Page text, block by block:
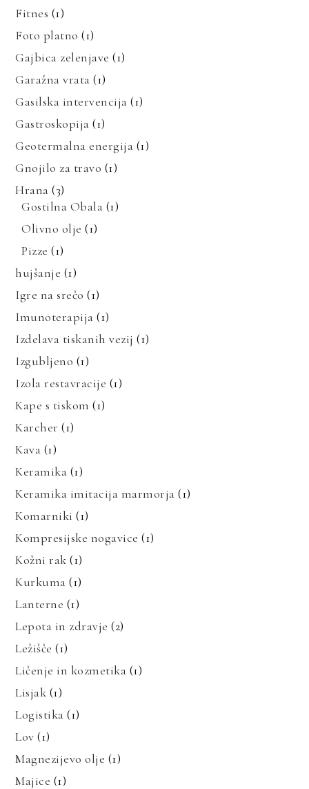
Fitnes (1)
Foto platno (1)
Gajbica zelenjave (1)
Garažna vrata (1)
Gasilska intervencija (1)
Gastroskopija (1)
Geotermalna energija (1)
Gnojilo za travo (1)
Hrana (3)
Gostilna Obala (1)
Olivno olje (1)
Pizze (1)
hujšanje (1)
Igre na srečo (1)
Imunoterapija (1)
Izdelava tiskanih vezij (1)
Izgubljeno (1)
Izola restavracije (1)
Kape s tiskom (1)
Karcher (1)
Kava (1)
Keramika (1)
Keramika imitacija marmorja (1)
Komarniki (1)
Kompresijske nogavice (1)
Kožni rak (1)
Kurkuma (1)
Lanterne (1)
Lepota in zdravje (2)
Ležišče (1)
Ličenje in kozmetika (1)
Lisjak (1)
Logistika (1)
Lov (1)
Magnezijevo olje (1)
Majice (1)